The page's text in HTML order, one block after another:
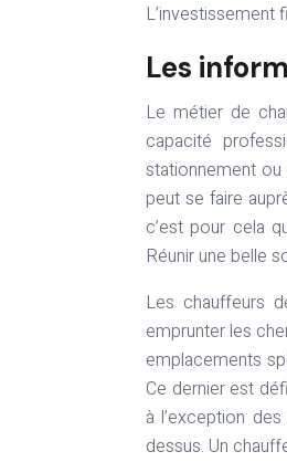
L’investissement
Les
Le métier de
capacité
stationnement
peut se faire
c’est pour cela
Réunir une belle
Les chauffeurs
emprunter les
emplacements
Ce dernier est
à l’exception
dessus. Un